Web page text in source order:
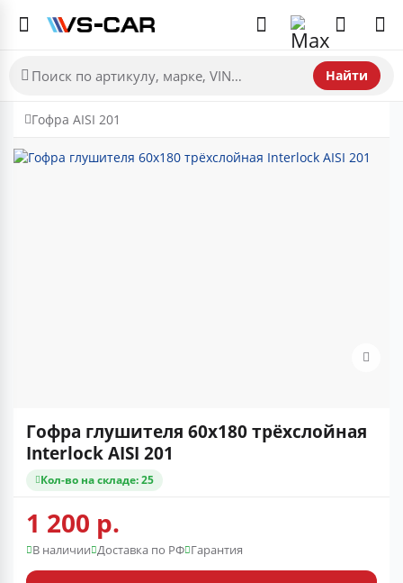
Найти
Гофра AISI 201
Гофра глушителя 60x180 трёхслойная
Interlock AISI 201
Кол-во на складе: 25
1 200 р.
В наличии Доставка по РФ Гарантия